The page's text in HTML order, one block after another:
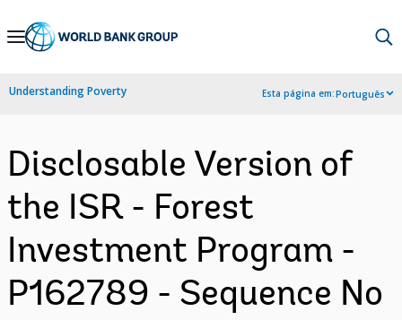
Skip
Navigation
Understanding Poverty Esta página em:Português
Disclosable Version of
the ISR - Forest
Investment Program -
P162789 - Sequence No